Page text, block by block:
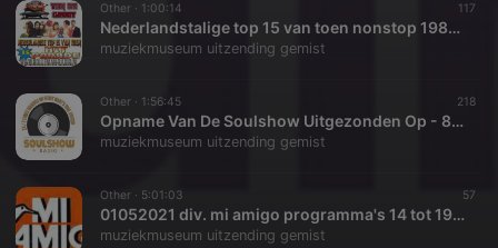
Other · 1:00:14 117
Nederlandstalige top 15 van toen nonstop 1986 week 18
muziekmuseum uitzending gemist
Other · 1:56:45 218
Opname Van De Soulshow Uitgezonden Op - 82-08-05
muziekmuseum uitzending gemist
Other · 5:01:03 57
01052021 div. mi amigo programma's 14 tot 19 uur
muziekmuseum uitzending gemist